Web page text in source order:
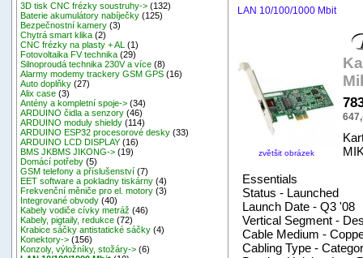
3D tisk CNC frézky soustruhy-> (132)
Baterie akumulátory nabíječky (125)
Bezpečnostní kamery (3)
Chytrá smart klika (2)
CNC frézky na plasty + AL
(1)
Fotovoltaika FV technika (29)
Silnoproudá technika 230V a více (8)
Alarmy modemy trackery GSM GPS (16)
Auto doplňky (27)
Alix case (3)
Antény a kompletní spoje-> (34)
ARDUINO čidla a senzory (46)
ARDUINO moduly shieldy (114)
ARDUINO ESP32 procesorové desky (33)
ARDUINO LCD DISPLAY (16)
BMS JKBMS JIKONG-> (19)
Domácí potřeby (5)
GSM telefony a příslušenství (7)
EET software a pokladny tiskárny (4)
Frekvenční měniče pro el. motory (3)
Integrované obvody (40)
Kabely vodiče cívky metráž (46)
Kabely, pigtaily, redukce (72)
Krabice sáčky antistatické sáčky (4)
Konektory-> (156)
Konzoly, výložníky, stožáry-> (6)
LAN 10/100/1000 Mbit
zvětšit obrázek
Essentials
Status - Launched
Launch Date - Q3 '08
Vertical Segment -
Cable Medium -
Cabling Type -